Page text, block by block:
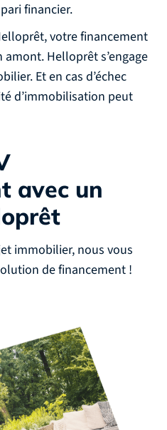
financier.
votre financement
Helloprêt s’engage
Et en cas d’échec
d’immobilisation peut
avec un
immobilier, nous vous
de financement !